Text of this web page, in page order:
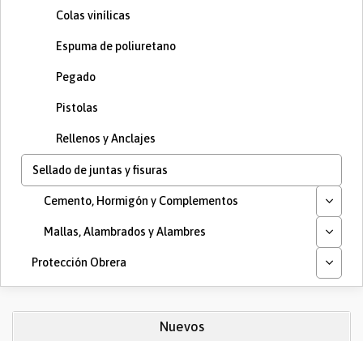
Colas vinílicas
Espuma de poliuretano
Pegado
Pistolas
Rellenos y Anclajes
Sellado de juntas y fisuras
Cemento, Hormigón y Complementos
Mallas, Alambrados y Alambres
Protección Obrera
Nuevos